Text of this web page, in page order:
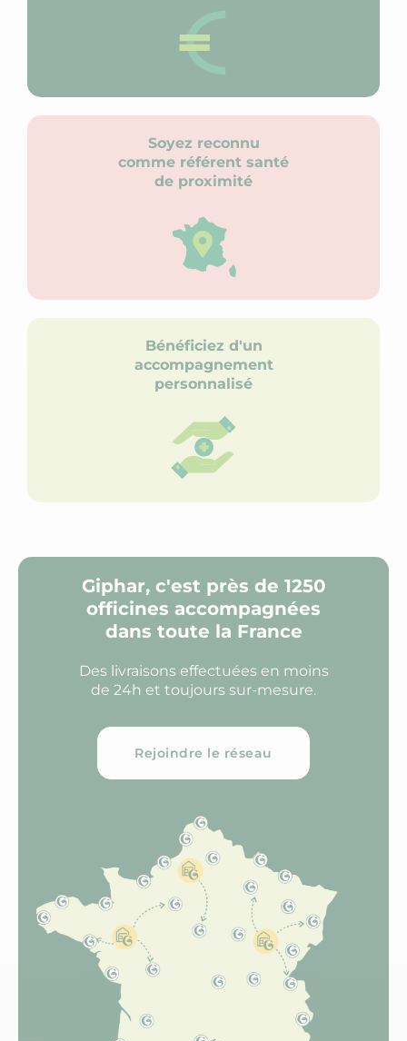
Soyez reconnu
comme référent santé
de proximité
Bénéficiez d'un
accompagnement
personnalisé
Giphar, c'est près de 1250
officines accompagnées
dans toute la France
Des livraisons effectuées en moins
de 24h et toujours sur-mesure.
Rejoindre le réseau